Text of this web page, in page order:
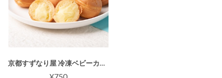
京都すずなり屋 冷凍ベビーカステラ カスタードクリーム 12個入｜自然解凍OK ギフト・おやつに最適